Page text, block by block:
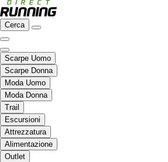
Cerca
Scarpe Uomo
Scarpe Donna
Moda Uomo
Moda Donna
Trail
Escursioni
Attrezzatura
Alimentazione
Outlet